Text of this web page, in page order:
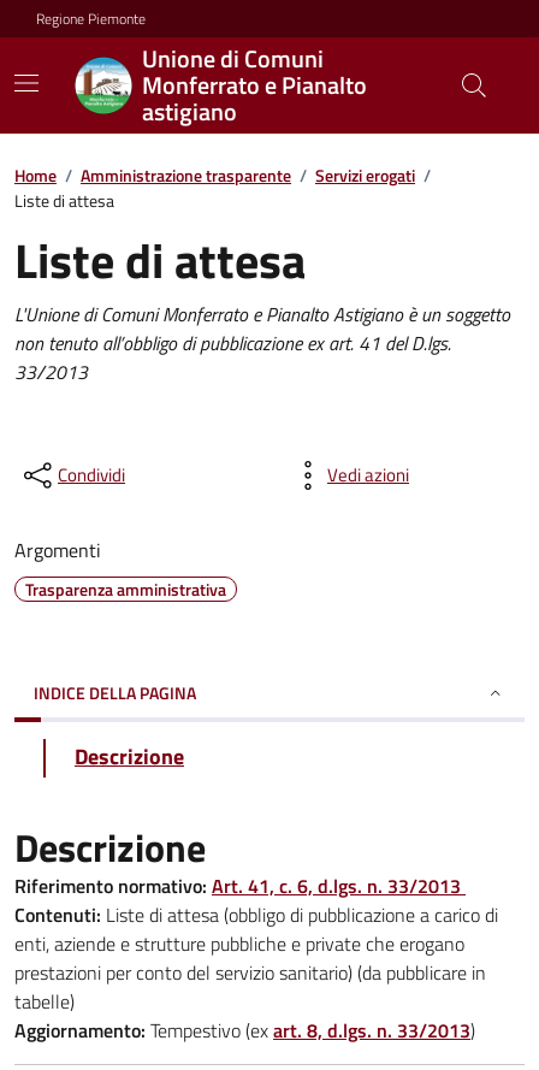
Regione Piemonte
Unione di Comuni
Monferrato e Pianalto
astigiano
Home / Amministrazione trasparente / Servizi erogati /
Liste di attesa
Liste di attesa
L'Unione di Comuni Monferrato e Pianalto Astigiano è un soggetto
non tenuto all’obbligo di pubblicazione ex art. 41 del D.lgs.
33/2013
Condividi Vedi azioni
Argomenti
Trasparenza amministrativa
INDICE DELLA PAGINA
Descrizione
Descrizione
Riferimento normativo: Art. 41, c. 6, d.lgs. n. 33/2013
Contenuti: Liste di attesa (obbligo di pubblicazione a carico di
enti, aziende e strutture pubbliche e private che erogano
prestazioni per conto del servizio sanitario) (da pubblicare in
tabelle)
Aggiornamento: Tempestivo (exart. 8, d.lgs. n. 33/2013)